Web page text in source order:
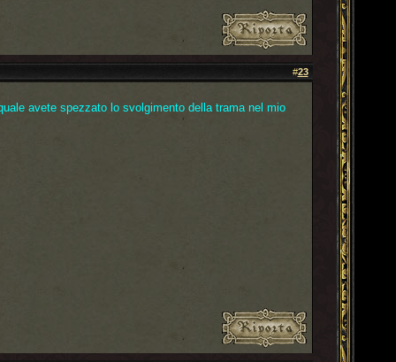
#23
avete spezzato lo svolgimento della trama nel mio